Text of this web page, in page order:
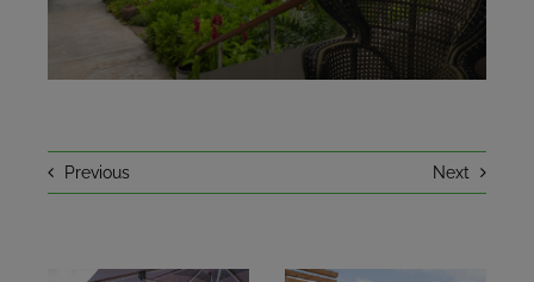
EN CE MOMENT
Previous Next